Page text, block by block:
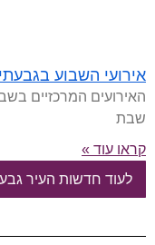
אירועי השבוע בגבעתיים 26/7-1/8/
האירועים המרכזיים
שבת
קראו עוד »
לעוד חדשות העיר